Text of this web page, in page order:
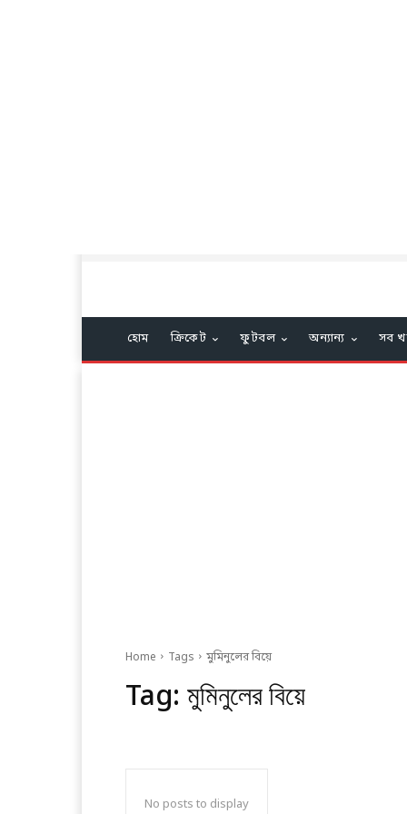
হোম ক্রিকেট ফুটবল অন্যান্য সব
Home Tags মুমিনুলের বিয়ে
Tag: মুমিনুলের বিয়ে
No posts to display